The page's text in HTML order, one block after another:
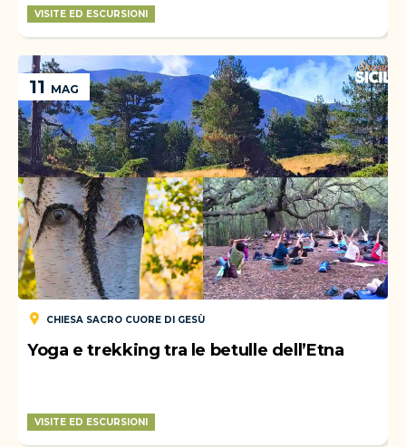
VISITE ED ESCURSIONI
11 MAG
CHIESA SACRO CUORE DI GESÙ
Yoga e trekking tra le betulle dell’Etna
VISITE ED ESCURSIONI